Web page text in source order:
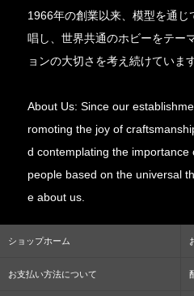
1966年の創業以来、模型を通じ
唱し、世界共通のホビーをテー
ョンの大切さを考え続けていま
About Us: Since our
romoting the joy of
d contemplating the importance
people based on the universal
e about us.
ショップホーム
お支払い方法について